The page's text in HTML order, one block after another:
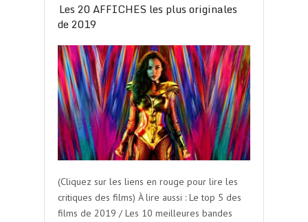
Les 20 AFFICHES les plus originales
de 2019
(Cliquez sur les liens en rouge pour lire les
critiques des films) À lire aussi : Le top 5 des
films de 2019 / Les 10 meilleures bandes